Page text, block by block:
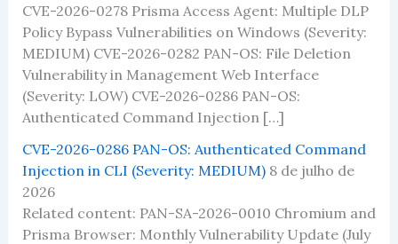
CVE-2026-0278 Prisma Access Agent: Multiple DLP
Policy Bypass Vulnerabilities on Windows (Severity:
MEDIUM) CVE-2026-0282 PAN-OS: File Deletion
Vulnerability in Management Web Interface
(Severity: LOW) CVE-2026-0286 PAN-OS:
Authenticated Command Injection […]
CVE-2026-0286 PAN-OS: Authenticated Command
Injection in CLI (Severity: MEDIUM) 8 de julho de
2026
Related content: PAN-SA-2026-0010 Chromium and
Prisma Browser: Monthly Vulnerability Update (July